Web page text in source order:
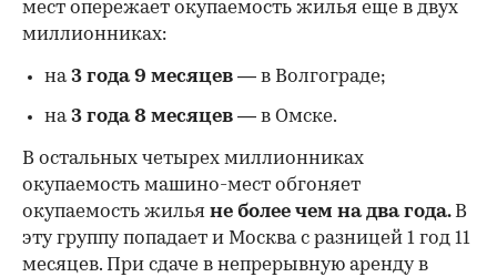
мест опережает окупаемость жилья еще в двух
миллионниках:
на3 года 9 месяцев — в Волгограде;
на3 года 8 месяцев — в Омске.
В остальных четырех миллионниках
окупаемость машино-мест обгоняет
окупаемость жилья не более чем на два года. В
эту группу попадает и Москва с разницей 1 год 11
месяцев. При сдаче в непрерывную аренду в